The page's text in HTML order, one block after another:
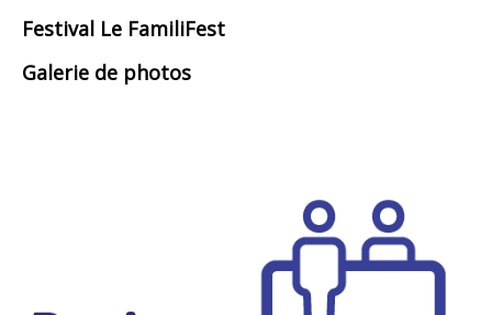
Festival Le FamiliFest
Galerie de photos